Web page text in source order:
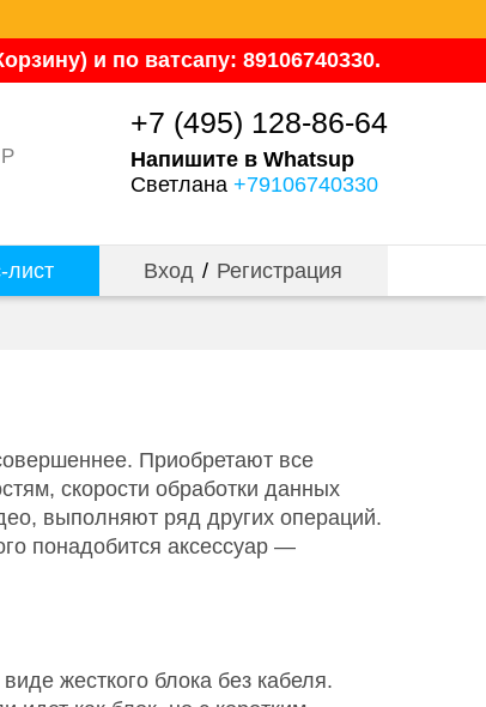
и по ватсапу: 89106740330.
Р
+7 (495) 128-86-64
Напишите в Whatsup
Светлана +79106740330
лист Вход / Регистрация
Приобретают все
скорости обработки данных
выполняют ряд других операций.
понадобится аксессуар —
жесткого блока без кабеля.